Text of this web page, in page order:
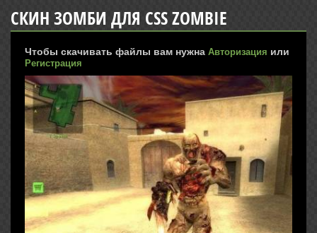
СКИН ЗОМБИ ДЛЯ CSS ZOMBIE
Чтобы скачивать файлы вам нужна Авторизация или
Регистрация